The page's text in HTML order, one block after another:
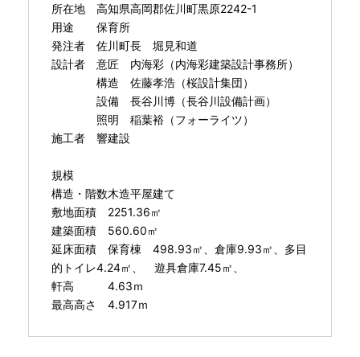
所在地 高知県高岡郡佐川町黒原2242-1
用途 保育所
発注者 佐川町長 堀見和道
設計者 意匠 内海彩（内海彩建築設計事務所）
構造 佐藤孝浩（桜設計集団）
設備 長谷川博（長谷川設備計画）
照明 稲葉裕（フォーライツ）
施工者 響建設
規模
構造・階数木造平屋建て
敷地面積 2251.36㎡
建築面積 560.60㎡
延床面積 保育棟 498.93㎡、倉庫9.93㎡、多目
的トイレ4.24㎡、 遊具倉庫7.45㎡、
軒高 4.63ｍ
最高高さ 4.917ｍ